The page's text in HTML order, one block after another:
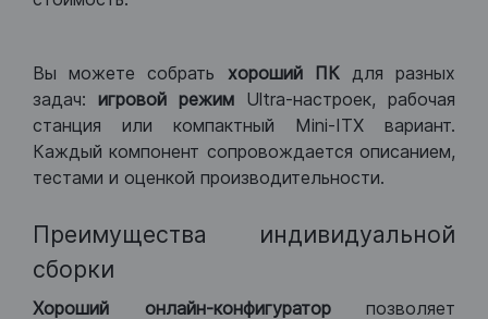
Вы можете собрать хороший ПКдля разных
задач: игровой режим Ultra-настроек, рабочая
станция или компактный Mini-ITX вариант.
Каждый компонент сопровождается описанием,
тестами и оценкой производительности.
Преимущества индивидуальной
сборки
Хороший онлайн-конфигураторпозволяет